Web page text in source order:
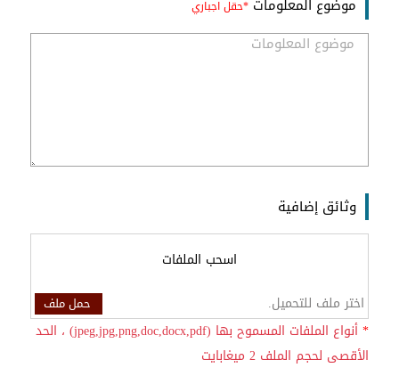
موضوع المعلومات
وثائق إضافية
اسحب الملفات
حمل ملف
اختر ملف للتحميل.
*
أنواع الملفات المسموح بها (jpeg,jpg,png,doc,docx,pdf) ، الحد
الأقصى لحجم الملف 2 ميغابايت